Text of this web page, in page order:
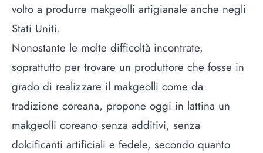
volto a produrre makgeolli artigianale anche negli
Stati Uniti.
Nonostante le molte difficoltà incontrate,
soprattutto per trovare un produttore che fosse in
grado di realizzare il makgeolli come da
tradizione coreana, propone oggi in lattina un
makgeolli coreano senza additivi, senza
dolcificanti artificiali e fedele, secondo quanto